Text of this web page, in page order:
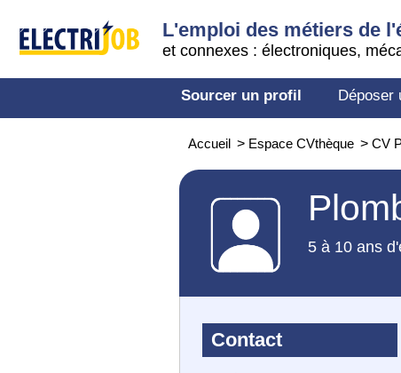
L'emploi des métiers de
et connexes : électroniques,
Sourcer un profil Déposer
Accueil > Espace CVthèque > CV
5 à 10 ans
Contact